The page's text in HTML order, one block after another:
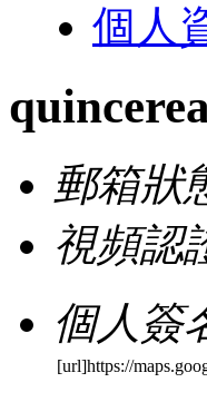
個人
郵箱狀
視頻認
個人簽
[url]https://